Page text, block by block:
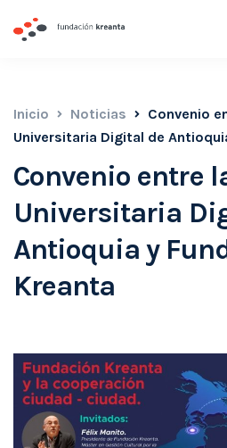
Inicio Noticias
Convenio
Universitaria Digital de
Convenio entre
Universitaria
Antioquia y
Kreanta